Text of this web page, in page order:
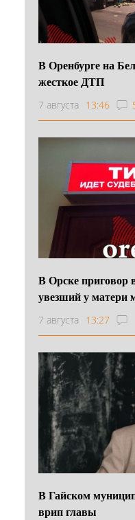
В Оренбурге на
жесткое ДТП
7 августа 13:46
В Орске приговор
увезший у матери
7 августа 13:27
В Гайском
врип главы